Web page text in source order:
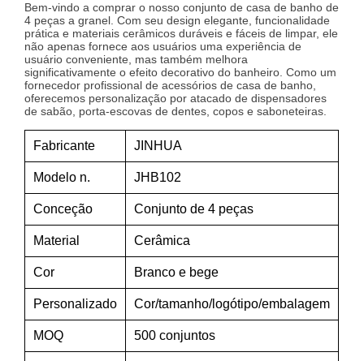
Bem-vindo a comprar o nosso conjunto de casa de banho de
4 peças a granel. Com seu design elegante, funcionalidade
prática e materiais cerâmicos duráveis e fáceis de limpar, ele
não apenas fornece aos usuários uma experiência de
usuário conveniente, mas também melhora
significativamente o efeito decorativo do banheiro. Como um
fornecedor profissional de acessórios de casa de banho,
oferecemos personalização por atacado de dispensadores
de sabão, porta-escovas de dentes, copos e saboneteiras.
Fabricante JINHUA
Modelo n. JHB102
Conceção Conjunto de 4 peças
Material Cerâmica
Cor Branco e bege
Personalizado Cor/tamanho/logótipo/embalagem
MOQ 500 conjuntos